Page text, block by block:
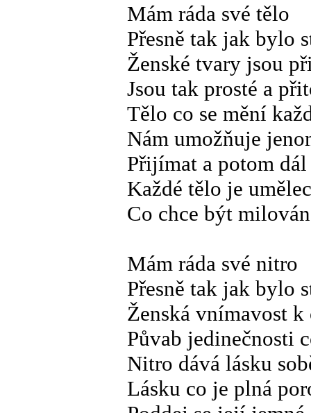
Mám ráda své tělo
Přesně tak jak bylo
Ženské tvary jsou
Jsou tak prosté a
Tělo co se mění
Nám umožňuje
Přijímat a potom
Každé tělo je
Co chce být
Mám ráda své nitro
Přesně tak jak bylo
Ženská vnímavost
Půvab jedinečnosti
Nitro dává lásku
Lásku co je plná